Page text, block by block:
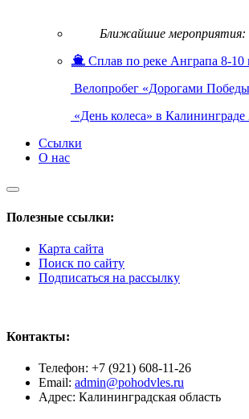
Ближайшие мероприятия:
Сплав по реке Анграпа 8-10
Велопробег «Дорогами
«День колеса» в Калининграде
Ссылки
О нас
Полезные ссылки:
Карта сайта
Поиск по сайту
Подписаться на рассылку
Контакты:
Телефон: +7 (921) 608-11-26
Email: admin@pohodvles.ru
Адрес: Калининградская область